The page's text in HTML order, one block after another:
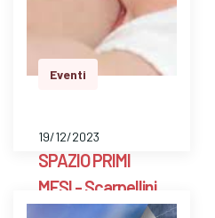
per pesare il bambino
e avere risposte a
dom…
Eventi
19/12/2023
SPAZIO PRIMI
MESI - Scarpellini